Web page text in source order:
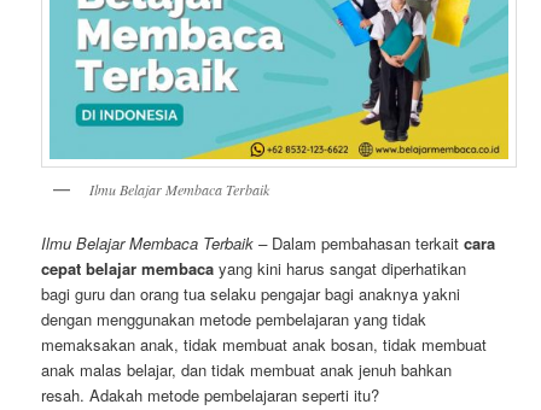
Ilmu Belajar Membaca Terbaik
Ilmu Belajar Membaca Terbaik –Dalam pembahasan terkaitcara
cepat belajar membaca yang kini harus sangat diperhatikan
bagi guru dan orang tua selaku pengajar bagi anaknya yakni
dengan menggunakan metode pembelajaran yang tidak
memaksakan anak, tidak membuat anak bosan, tidak membuat
anak malas belajar, dan tidak membuat anak jenuh bahkan
resah. Adakah metode pembelajaran seperti itu?